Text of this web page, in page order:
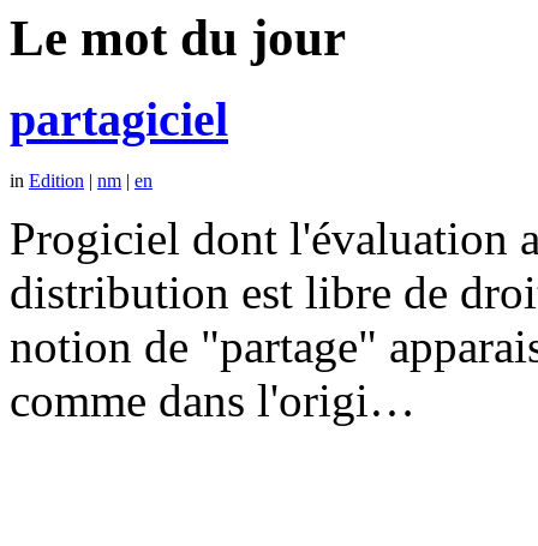
Le mot du jour
partagiciel
in Edition | nm | en
Progiciel dont l'évaluation
distribution est libre de
notion de "partage"
comme dans l'origi…